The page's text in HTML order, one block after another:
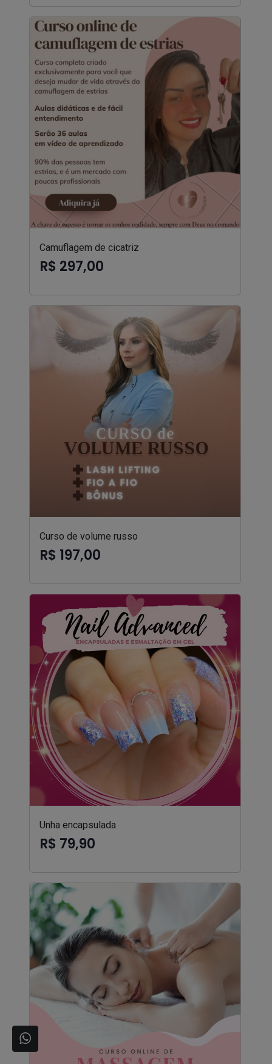
Camuflagem de cicatriz
R$ 297,00
Curso de volume russo
R$ 197,00
Unha encapsulada
R$ 79,90